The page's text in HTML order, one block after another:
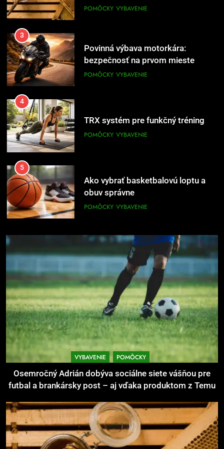
POMÔCKY VYBAVENIE
3
Povinná výbava motorkára:
bezpečnosť na prvom mieste
POMÔCKY VYBAVENIE
4
TRX systém pre funkčný tréning
POMÔCKY VYBAVENIE
5
Ako vybrať basketbalovú loptu a
obuv správne
POMÔCKY VYBAVENIE
Ako kombinovať rôzne tréningové
pomôcky
POMÔCKY VYBAVENIE
7
Pomôcky na cvičenie brucha
POMÔCKY VYBAVENIE
8
Najlepšie doplnky pre
motocyklistov na dlhé trasy
ENERGIA VYBAVENIE
1
Osemročný Adrián dobýva
VYBAVENIE POMÔCKY
Osemročný Adrián dobýva sociálne siete vášňou pre
futbal a brankársky post – aj vďaka produktom z Temu